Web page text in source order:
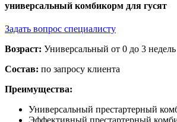
универсальный комбикорм для гусят
Задать вопрос специалисту
Возраст: Универсальный от 0 до 3 недель
Состав: по запросу клиента
Преимущества:
Универсальный престартерный